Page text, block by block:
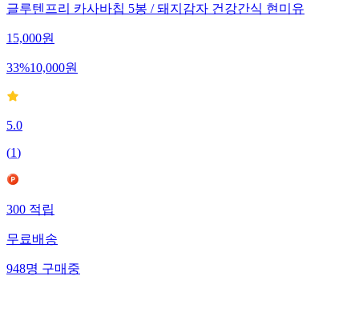
글루텐프리 카사바칩 5봉 / 돼지감자 건강간식 현미유
15,000원
33%10,000원
5.0
(1)
300적립
무료배송
948명구매중